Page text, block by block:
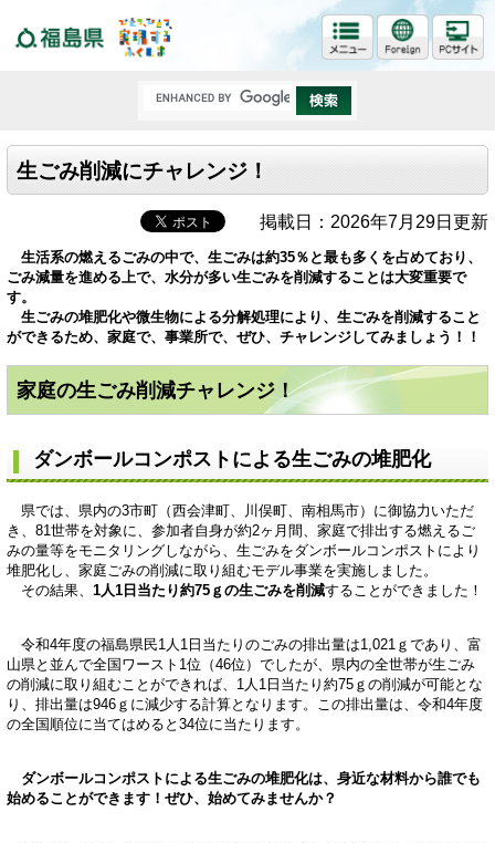
生ごみ削減にチャレンジ！
掲載日：2026年7月29日更新
生活系の燃えるごみの中で、生ごみは約35％と最も多くを占めており、
ごみ減量を進める上で、水分が多い生ごみを削減することは大変重要で
す。
生ごみの堆肥化や微生物による分解処理により、生ごみを削減すること
ができるため、家庭で、事業所で、ぜひ、チャレンジしてみましょう！！
家庭の生ごみ削減チャレンジ！
ダンボールコンポストによる生ごみの堆肥化
県では、県内の3市町（西会津町、川俣町、南相馬市）に御協力いただ
き、81世帯を対象に、参加者自身が約2ヶ月間、家庭で排出する燃えるご
みの量等をモニタリングしながら、生ごみをダンボールコンポストにより
堆肥化し、家庭ごみの削減に取り組むモデル事業を実施しました。
その結果、 1人1日当たり約75ｇの生ごみを削減することができました！
令和4年度の福島県民1人1日当たりのごみの排出量は1,021ｇであり、富
山県と並んで全国ワースト1位（46位）でしたが、県内の全世帯が生ごみ
の削減に取り組むことができれば、1人1日当たり約75ｇの削減が可能とな
り、排出量は946ｇに減少する計算となります。この排出量は、令和4年度
の全国順位に当てはめると34位に当たります。
ダンボールコンポストによる生ごみの堆肥化は、身近な材料から誰でも
始めることができます！ぜひ、始めてみませんか？